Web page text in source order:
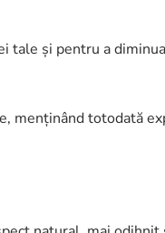
tale și pentru a diminua
menținând totodată